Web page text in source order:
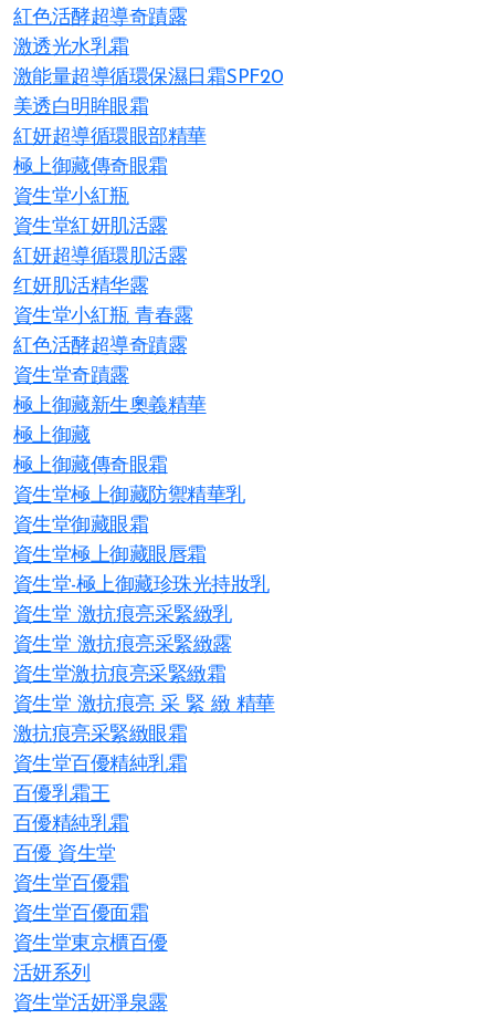
紅色活酵超導奇蹟露
激透光水乳霜
激能量超導循環保濕日霜SPF20
美透白明眸眼霜
紅妍超導循環眼部精華
極上御藏傳奇眼霜
資生堂小紅瓶
資生堂紅妍肌活露
紅妍超導循環肌活露
红妍肌活精华露
資生堂小紅瓶 青春露​
紅色活酵超導奇蹟露
資生堂奇蹟露
極上御藏新生奧義精華
極上御藏
極上御藏傳奇眼霜
資生堂極上御藏防禦精華乳
資生堂御藏眼霜
資生堂極上御藏眼唇霜
資生堂-極上御藏珍珠光持妝乳
資生堂 激抗痕亮采緊緻乳
資生堂 激抗痕亮采緊緻露
資生堂激抗痕亮采緊緻霜
資生堂 激抗痕亮 采 緊 緻 精華
激抗痕亮采緊緻眼霜
資生堂百優精純乳霜
百優乳霜王
百優精純乳霜
百優 資生堂
資生堂百優霜
資生堂百優面霜
資生堂東京櫃百優
活妍系列
資生堂活妍淨泉露